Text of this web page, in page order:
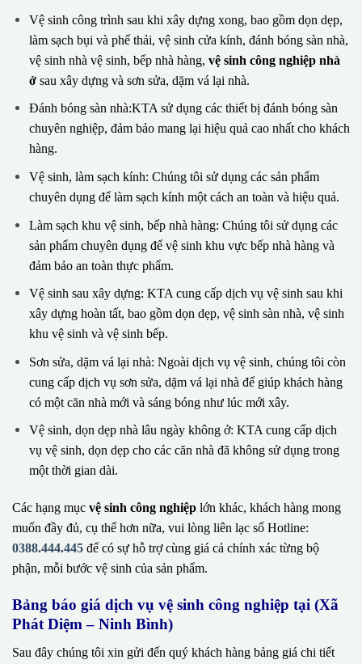
Vệ sinh công trình sau khi xây dựng xong, bao gồm dọn dẹp,
làm sạch bụi và phế thải, vệ sinh cửa kính, đánh bóng sàn nhà,
vệ sinh nhà vệ sinh, bếp nhà hàng, vệ sinh công nghiệp nhà
ởsau xây dựng và sơn sửa, dặm vá lại nhà.
Đánh bóng sàn nhà:KTA sử dụng các thiết bị đánh bóng sàn
chuyên nghiệp, đảm bảo mang lại hiệu quả cao nhất cho khách
hàng.
Vệ sinh, làm sạch kính: Chúng tôi sử dụng các sản phẩm
chuyên dụng để làm sạch kính một cách an toàn và hiệu quả.
Làm sạch khu vệ sinh, bếp nhà hàng: Chúng tôi sử dụng các
sản phẩm chuyên dụng để vệ sinh khu vực bếp nhà hàng và
đảm bảo an toàn thực phẩm.
Vệ sinh sau xây dựng: KTA cung cấp dịch vụ vệ sinh sau khi
xây dựng hoàn tất, bao gồm dọn dẹp, vệ sinh sàn nhà, vệ sinh
khu vệ sinh và vệ sinh bếp.
Sơn sửa, dặm vá lại nhà: Ngoài dịch vụ vệ sinh, chúng tôi còn
cung cấp dịch vụ sơn sửa, dặm vá lại nhà để giúp khách hàng
có một căn nhà mới và sáng bóng như lúc mới xây.
Vệ sinh, dọn dẹp nhà lâu ngày không ở: KTA cung cấp dịch
vụ vệ sinh, dọn dẹp cho các căn nhà đã không sử dụng trong
một thời gian dài.
Các hạng mục vệ sinh công nghiệp lớn khác, khách hàng mong
muốn đầy đủ, cụ thể hơn nữa, vui lòng liên lạc số Hotline:
0388.444.445 để có sự hỗ trợ cùng giá cả chính xác từng bộ
phận, mỗi bước vệ sinh của sản phẩm.
Bảng báo giá dịch vụ vệ sinh công nghiệp tại (Xã
Phát Diệm – Ninh Bình)
Sau đây chúng tôi xin gửi đến quý khách hàng bảng giá chi tiết